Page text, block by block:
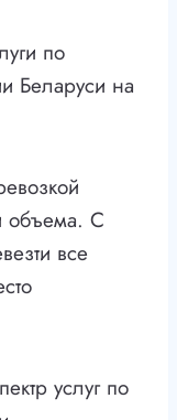
по
Беларуси на
объема. С
все
услуг по